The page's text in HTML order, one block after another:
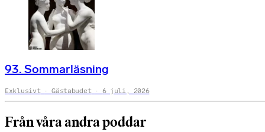
93. Sommarläsning
Exklusivt Gästabudet 6 juli, 2026
Från våra andra poddar